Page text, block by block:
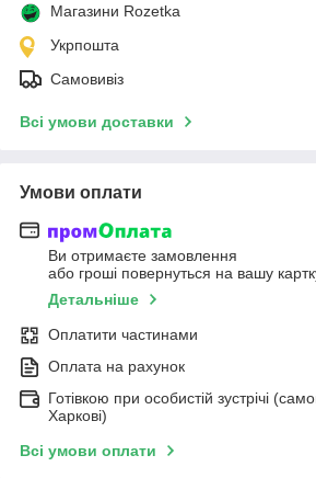
Магазини Rozetka
Укрпошта
Самовивіз
Всі умови доставки
Умови оплати
Ви отримаєте замовлення
або гроші повернуться на вашу
Детальніше
Оплатити частинами
Оплата на рахунок
Готівкою при особистій зустрічі
Харкові)
Всі умови оплати